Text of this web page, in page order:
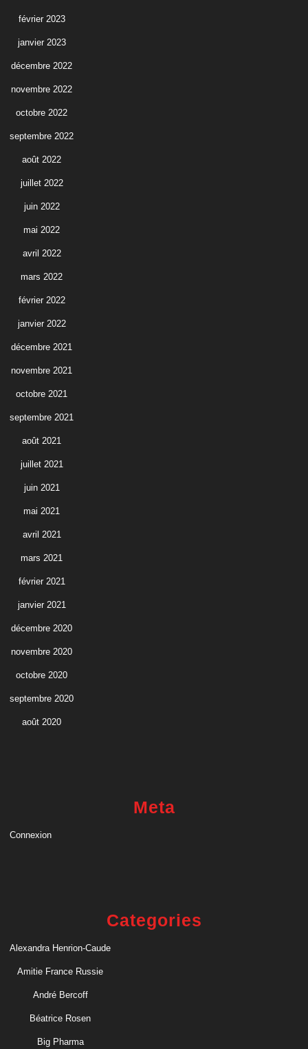
février 2023
janvier 2023
décembre 2022
novembre 2022
octobre 2022
septembre 2022
août 2022
juillet 2022
juin 2022
mai 2022
avril 2022
mars 2022
février 2022
janvier 2022
décembre 2021
novembre 2021
octobre 2021
septembre 2021
août 2021
juillet 2021
juin 2021
mai 2021
avril 2021
mars 2021
février 2021
janvier 2021
décembre 2020
novembre 2020
octobre 2020
septembre 2020
août 2020
Meta
Connexion
Categories
Alexandra Henrion-Caude
Amitie France Russie
André Bercoff
Béatrice Rosen
Big Pharma